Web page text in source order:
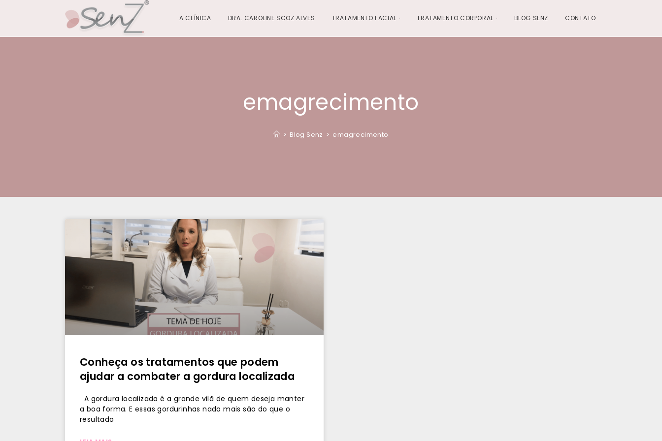
A CLÍNICA DRA. CAROLINE SCOZ ALVES TRATAMENTO FACIAL TRATAMENTO CORPORAL BLOG SENZ CONTATO
emagrecimento
> Blog Senz > emagrecimento
Conheça os tratamentos que podem
ajudar a combater a gordura localizada
A gordura localizada é a grande vilã de quem deseja manter
a boa forma. E essas gordurinhas nada mais são do que o
resultado